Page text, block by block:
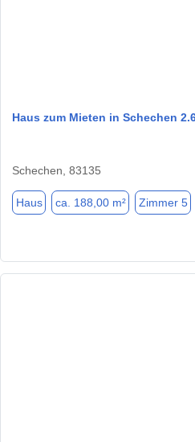
Haus zum Mieten in Schechen
Schechen, 83135
Haus ca. 188,00 m² Zimmer 5